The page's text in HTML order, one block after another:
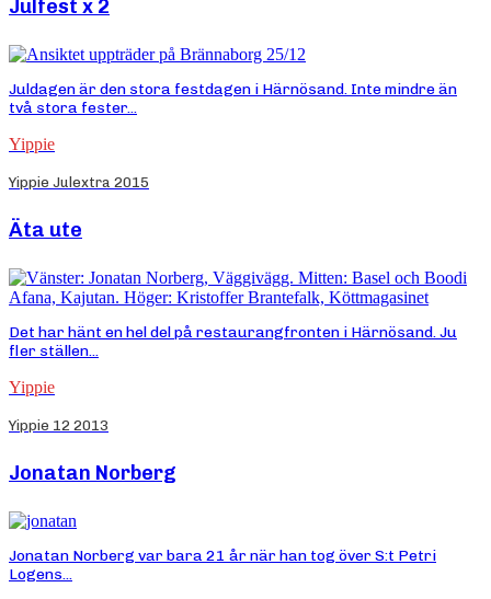
Julfest x 2
Juldagen är den stora festdagen i Härnösand. Inte mindre än
två stora fester...
Yippie
Yippie Julextra 2015
Äta ute
Det har hänt en hel del på restaurangfronten i Härnösand. Ju
fler ställen...
Yippie
Yippie 12 2013
Jonatan Norberg
Jonatan Norberg var bara 21 år när han tog över S:t Petri
Logens...